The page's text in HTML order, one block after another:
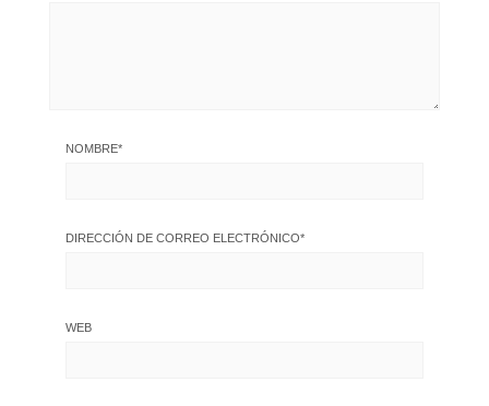
NOMBRE*
DIRECCIÓN DE CORREO ELECTRÓNICO*
WEB